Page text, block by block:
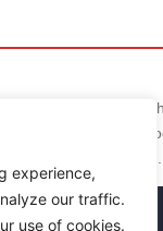
experience,
our traffic.
use of cookies.
ausführlich (also
oder Toten